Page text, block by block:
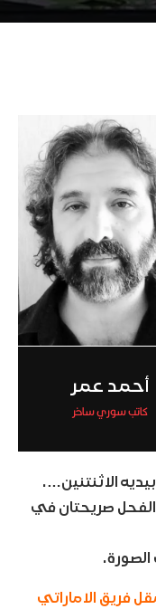
أحمد عمر
كاتب سوري ساخر
الاثنتنين….
صريحتان في
فريق الاماراتي